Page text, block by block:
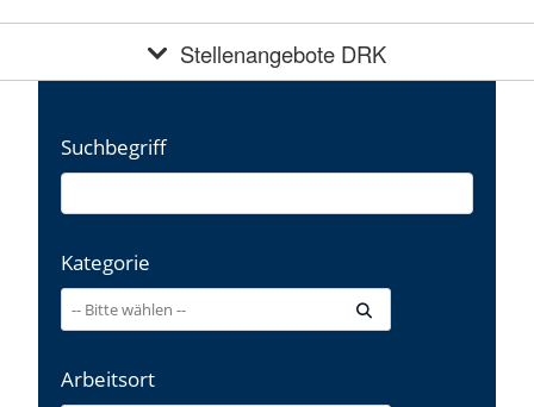
Stellenangebote DRK